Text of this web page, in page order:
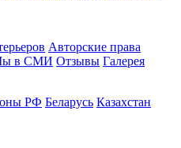
Авторские права
в СМИ Отзывы Галерея
РФ Беларусь Казахстан